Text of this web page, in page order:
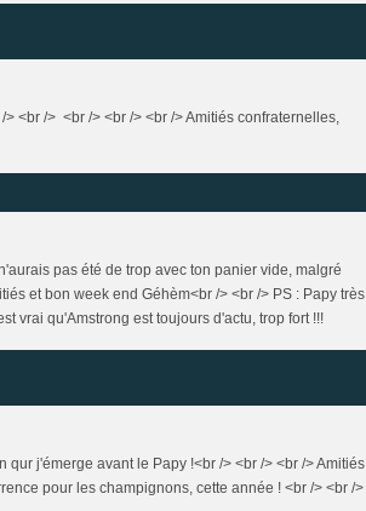
<br /> <br /> <br /> <br /> Amitiés confraternelles,
pas été de trop avec ton panier vide, malgré
et bon week end Géhèm<br /> <br /> PS : Papy très
vrai qu'Amstrong est toujours d'actu, trop fort !!!
j'émerge avant le Papy !<br /> <br /> <br /> Amitiés
pour les champignons, cette année ! <br /> <br />